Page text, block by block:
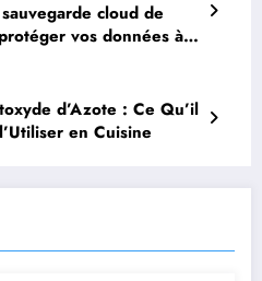
cloud de
vos données à
d’Azote : Ce Qu’il
en Cuisine